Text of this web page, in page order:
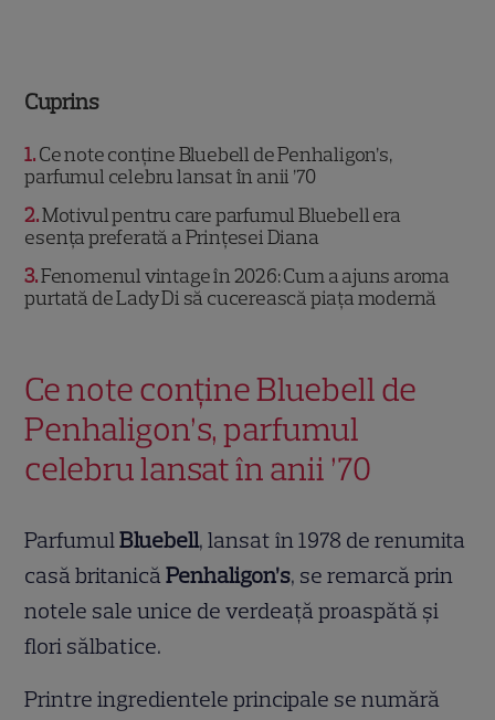
Cuprins
1 Ce note conține Bluebell de Penhaligon’s,
parfumul celebru lansat în anii ’70
2 Motivul pentru care parfumul Bluebell era
esența preferată a Prințesei Diana
3 Fenomenul vintage în 2026: Cum a ajuns aroma
purtată de Lady Di să cucerească piața modernă
Ce note conține Bluebell de
Penhaligon’s, parfumul
celebru lansat în anii ’70
ParfumulBluebell, lansat în 1978 de renumita
casă britanicăPenhaligon’s, se remarcă prin
notele sale unice de verdeață proaspătă și
flori sălbatice.
Printre ingredientele principale se numără